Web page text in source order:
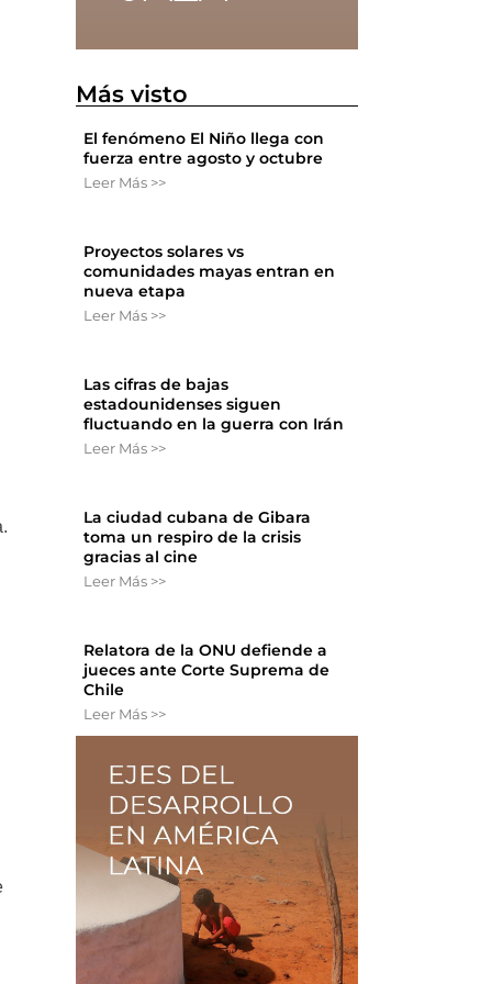
Más visto
El fenómeno El Niño llega con
fuerza entre agosto y octubre
Leer Más >>
Proyectos solares vs
comunidades mayas entran en
nueva etapa
Leer Más >>
Las cifras de bajas
estadounidenses siguen
fluctuando en la guerra con Irán
Leer Más >>
La ciudad cubana de Gibara
toma un respiro de la crisis
gracias al cine
Leer Más >>
Relatora de la ONU defiende a
jueces ante Corte Suprema de
Chile
Leer Más >>